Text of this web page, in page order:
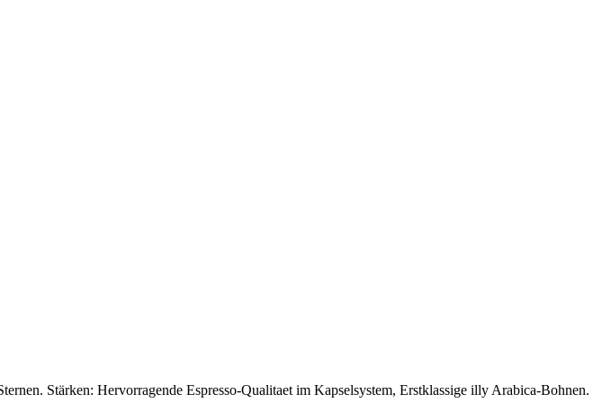
Stärken: Hervorragende Espresso-Qualitaet im Kapselsystem, Erstklassige illy Arabica-Bohnen.